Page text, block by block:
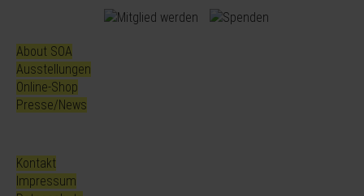
About SOA
Ausstellungen
Online-Shop
Presse/News
Kontakt
Impressum